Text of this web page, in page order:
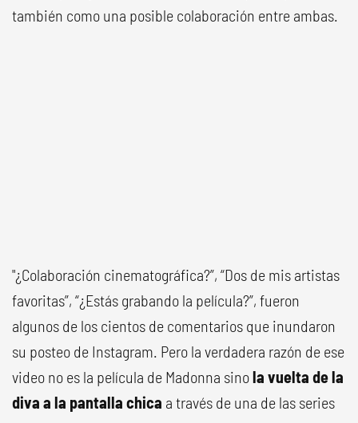
también como una posible colaboración entre ambas.
"¿Colaboración cinematográfica?”, “Dos de mis artistas
favoritas”, “¿Estás grabando la película?”, fueron
algunos de los cientos de comentarios que inundaron
su posteo de Instagram. Pero la verdadera razón de ese
video no es la película de Madonna sinola vuelta de la
diva a la pantalla chica a través de una de las series